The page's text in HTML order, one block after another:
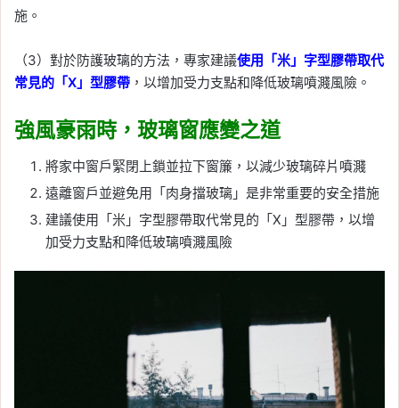
施。
（3）對於防護玻璃的方法，專家建議使用「米」字型膠帶取代
常見的「X」型膠帶 ，以增加受力支點和降低玻璃噴濺風險。
強風豪雨時，玻璃窗應變之道
將家中窗戶緊閉上鎖並拉下窗簾，以減少玻璃碎片噴濺
遠離窗戶並避免用「肉身擋玻璃」是非常重要的安全措施
建議使用「米」字型膠帶取代常見的「X」型膠帶，以增
加受力支點和降低玻璃噴濺風險